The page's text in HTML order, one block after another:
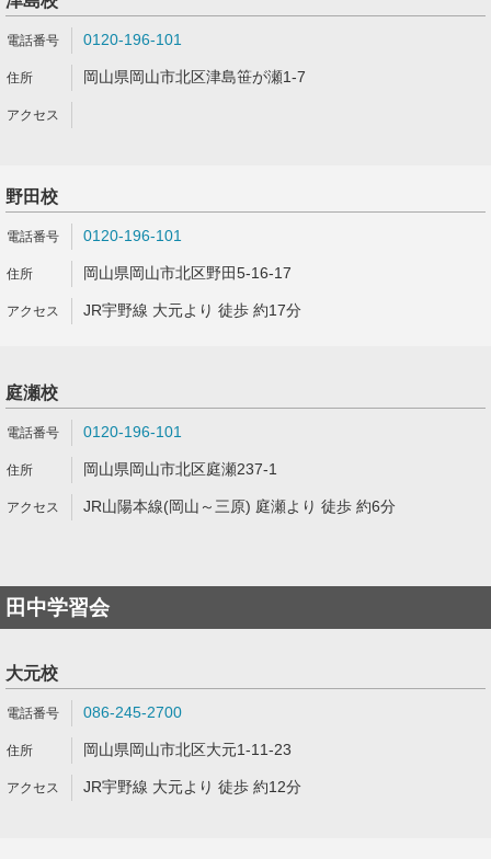
0120-196-101
岡山県岡山市北区津島笹が瀬1-7
野田校
0120-196-101
岡山県岡山市北区野田5-16-17
JR宇野線 大元より 徒歩 約17分
庭瀬校
0120-196-101
岡山県岡山市北区庭瀬237-1
JR山陽本線(岡山～三原) 庭瀬より 徒歩 約6分
田中学習会
大元校
086-245-2700
岡山県岡山市北区大元1-11-23
JR宇野線 大元より 徒歩 約12分